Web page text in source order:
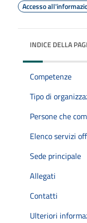
Accesso
INDICE DELLA
Competenze
Tipo di
Persone che
Elenco servizi
Sede principale
Allegati
Contatti
Ulteriori